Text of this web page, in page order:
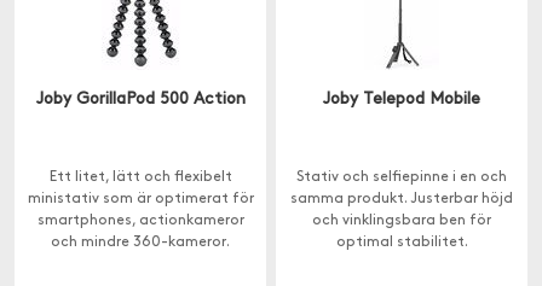
Joby GorillaPod 500 Action
Ett litet, lätt och flexibelt
ministativ som är optimerat för
smartphones, actionkameror
och mindre 360-kameror.
Joby Telepod Mobile
Stativ och selfiepinne i en och
samma produkt. Justerbar höjd
och vinklingsbara ben för
optimal stabilitet.